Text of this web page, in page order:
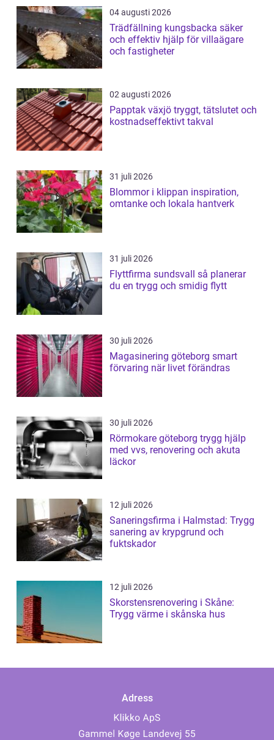
04 augusti 2026
Trädfällning kungsbacka säker
och effektiv hjälp för villaägare
och fastigheter
02 augusti 2026
Papptak växjö tryggt, tätslutet och
kostnadseffektivt takval
31 juli 2026
Blommor i klippan inspiration,
omtanke och lokala hantverk
31 juli 2026
Flyttfirma sundsvall så planerar
du en trygg och smidig flytt
30 juli 2026
Magasinering göteborg smart
förvaring när livet förändras
30 juli 2026
Rörmokare göteborg trygg hjälp
med vvs, renovering och akuta
läckor
12 juli 2026
Saneringsfirma i Halmstad: Trygg
sanering av krypgrund och
fuktskador
12 juli 2026
Skorstensrenovering i Skåne:
Trygg värme i skånska hus
Adress